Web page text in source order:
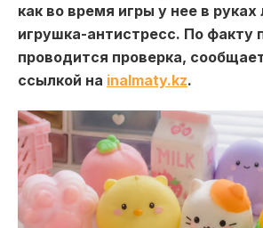
как во время игры у нее в руках
игрушка-антистресс. По факту
проводится проверка,
ссылкой на inalmaty.kz.